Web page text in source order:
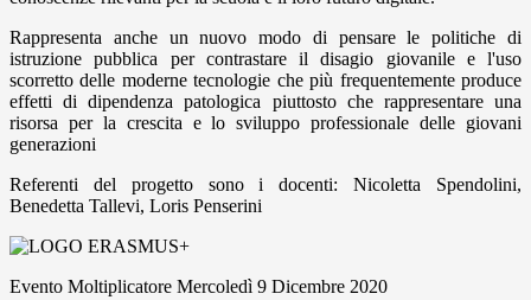
Rappresenta anche un nuovo modo di pensare le politiche di
istruzione pubblica per contrastare il disagio giovanile e l'uso
scorretto delle moderne tecnologie che più frequentemente produce
effetti di dipendenza patologica piuttosto che rappresentare una
risorsa per la crescita e lo sviluppo professionale delle giovani
generazioni
Referenti del progetto sono i docenti: Nicoletta Spendolini,
Benedetta Tallevi, Loris Penserini
Evento Moltiplicatore Mercoledì 9 Dicembre 2020